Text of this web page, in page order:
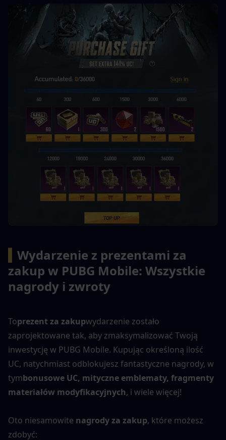
Wydarzenie z prezentami za
zakup w PUBG Mobile: Wszystkie
nagrody i zwroty
Toprezent za zakupwydarzenie zostało
zaprojektowane tak, aby zmaksymalizować Twoją
inwestycję w PUBG Mobile. Kupując określoną ilość
UC, natychmiast odblokujesz fantastyczne nagrody, w
tymbonusowe UC, mityczne emblematy, fragmenty
materiałów modyfikacyjnych, i wiele więcej!
Oto niesamowite nagrody za zakup, które możesz
zdobyć: